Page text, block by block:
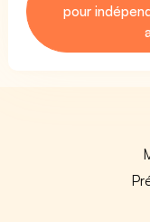
pour